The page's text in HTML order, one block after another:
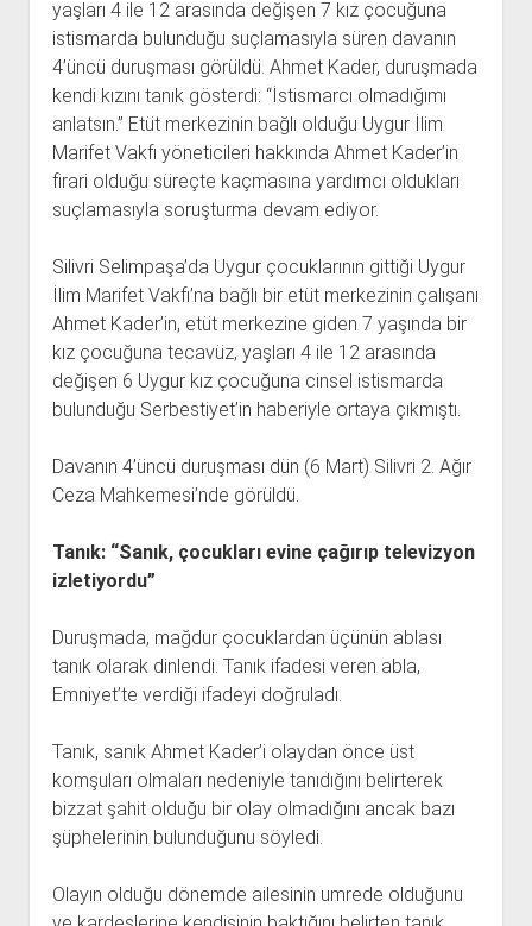
yaşları 4 ile 12 arasında değişen 7 kız çocuğuna
istismarda bulunduğu suçlamasıyla süren davanın
4’üncü duruşması görüldü. Ahmet Kader, duruşmada
kendi kızını tanık gösterdi: “İstismarcı olmadığımı
anlatsın.” Etüt merkezinin bağlı olduğu Uygur İlim
Marifet Vakfı yöneticileri hakkında Ahmet Kader’in
firari olduğu süreçte kaçmasına yardımcı oldukları
suçlamasıyla soruşturma devam ediyor.
Silivri Selimpaşa’da Uygur çocuklarının gittiği Uygur
İlim Marifet Vakfı’na bağlı bir etüt merkezinin çalışanı
Ahmet Kader’in, etüt merkezine giden 7 yaşında bir
kız çocuğuna tecavüz, yaşları 4 ile 12 arasında
değişen 6 Uygur kız çocuğuna cinsel istismarda
bulunduğu Serbestiyet’in haberiyle ortaya çıkmıştı.
Davanın 4’üncü duruşması dün (6 Mart) Silivri 2. Ağır
Ceza Mahkemesi’nde görüldü.
Tanık: “Sanık, çocukları evine çağırıp televizyon
izletiyordu”
Duruşmada, mağdur çocuklardan üçünün ablası
tanık olarak dinlendi. Tanık ifadesi veren abla,
Emniyet’te verdiği ifadeyi doğruladı.
Tanık, sanık Ahmet Kader’i olaydan önce üst
komşuları olmaları nedeniyle tanıdığını belirterek
bizzat şahit olduğu bir olay olmadığını ancak bazı
şüphelerinin bulunduğunu söyledi.
Olayın olduğu dönemde ailesinin umrede olduğunu